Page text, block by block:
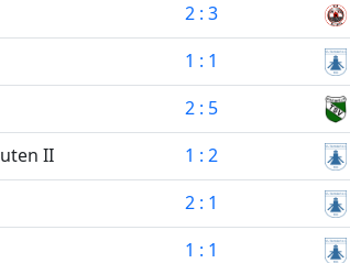
2 : 3
1 : 1
2 : 5
II 1 : 2
2 : 1
1 : 1